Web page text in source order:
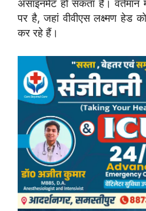
असाइनमेंट हो सकता है। वर्तमान में
पर है, जहां वीवीएस लक्ष्मण हेड
कर रहे हैं।